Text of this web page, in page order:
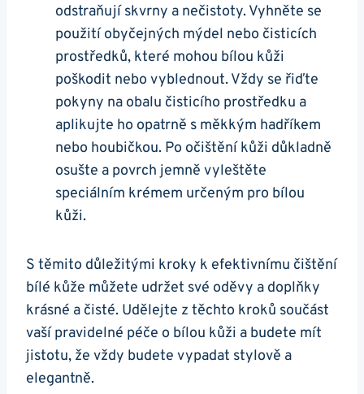
odstraňují skvrny a nečistoty. Vyhněte se
použití obyčejných mýdel nebo ‌čisticích
prostředků, které mohou bílou kůži
poškodit nebo vyblednout. Vždy se řiďte
pokyny⁢ na obalu čisticího prostředku‌ a
aplikujte ho opatrně s měkkým hadříkem
nebo houbičkou.⁣ Po očištění kůži‍ důkladně
osušte ⁢a povrch jemně vyleštěte
speciálním krémem určeným pro bílou
kůži.⁤
S těmito důležitými kroky k efektivnímu čištění
bílé kůže můžete udržet své oděvy a doplňky
krásné a čisté. Udělejte z těchto kroků součást
vaší pravidelné péče o bílou kůži a budete mít
jistotu, že vždy budete vypadat‌ stylově a
elegantně.